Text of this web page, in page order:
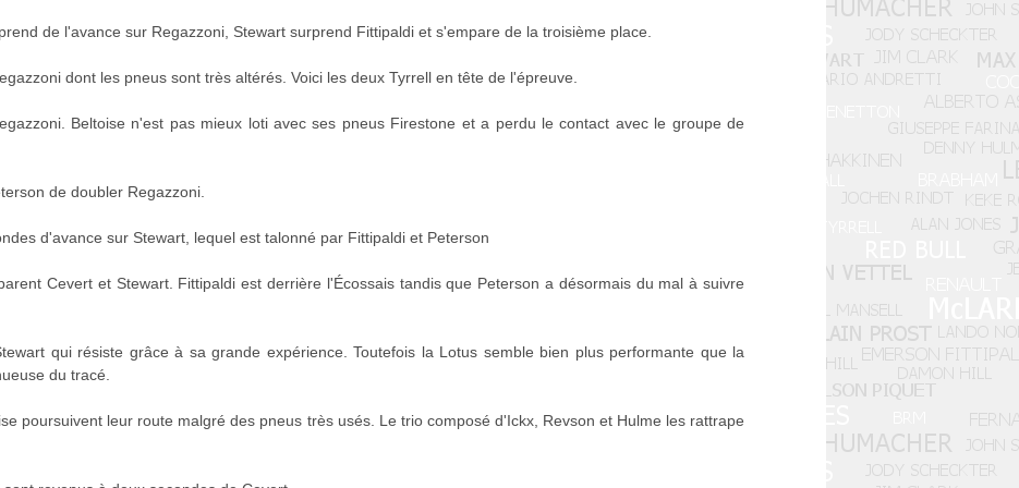
de l'avance sur Regazzoni, Stewart surprend Fittipaldi et s'empare de la troisième place.
dont les pneus sont très altérés. Voici les deux Tyrrell en tête de l'épreuve.
Beltoise n'est pas mieux loti avec ses pneus Firestone et a perdu le contact avec le groupe de
de doubler Regazzoni.
d'avance sur Stewart, lequel est talonné par Fittipaldi et Peterson
Cevert et Stewart. Fittipaldi est derrière l'Écossais tandis que Peterson a désormais du mal à suivre
qui résiste grâce à sa grande expérience. Toutefois la Lotus semble bien plus performante que la
du tracé.
poursuivent leur route malgré des pneus très usés. Le trio composé d'Ickx, Revson et Hulme les rattrape